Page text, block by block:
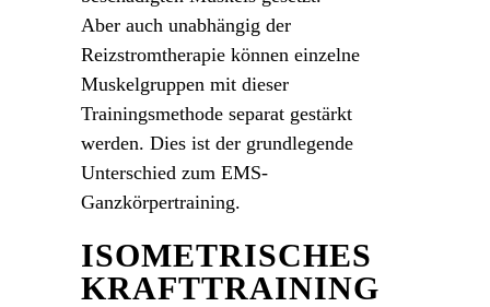
Aber auch unabhängig der
Reizstromtherapie können einzelne
Muskelgruppen mit dieser
Trainingsmethode separat gestärkt
werden. Dies ist der grundlegende
Unterschied zum EMS-
Ganzkörpertraining.
ISOMETRISCHES
KRAFTTRAINING